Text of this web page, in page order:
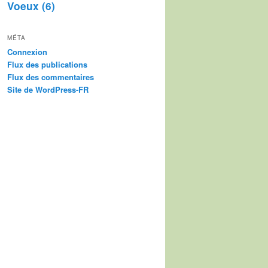
Voeux (6)
MÉTA
Connexion
Flux des publications
Flux des commentaires
Site de WordPress-FR